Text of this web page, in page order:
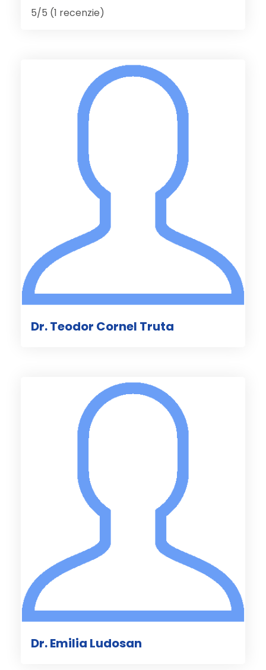
5/5 (1 recenzie)
Dr. Teodor Cornel Truta
Dr. Emilia Ludosan